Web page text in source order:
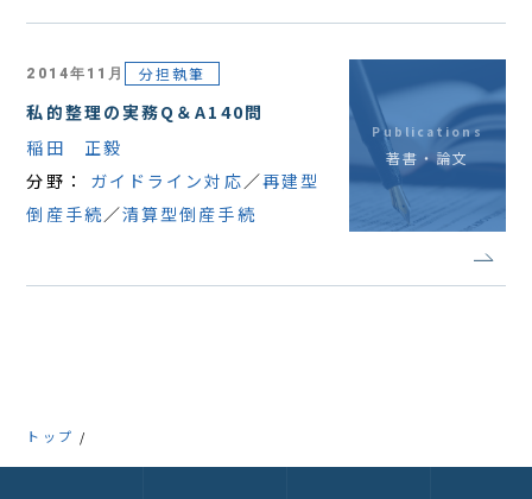
2014年11月 分担執筆
私的整理の実務Q＆A140問
稲田 正毅
分野： ガイドライン対応
再建型
倒産手続
清算型倒産手続
Publications
著書・論文
トップ